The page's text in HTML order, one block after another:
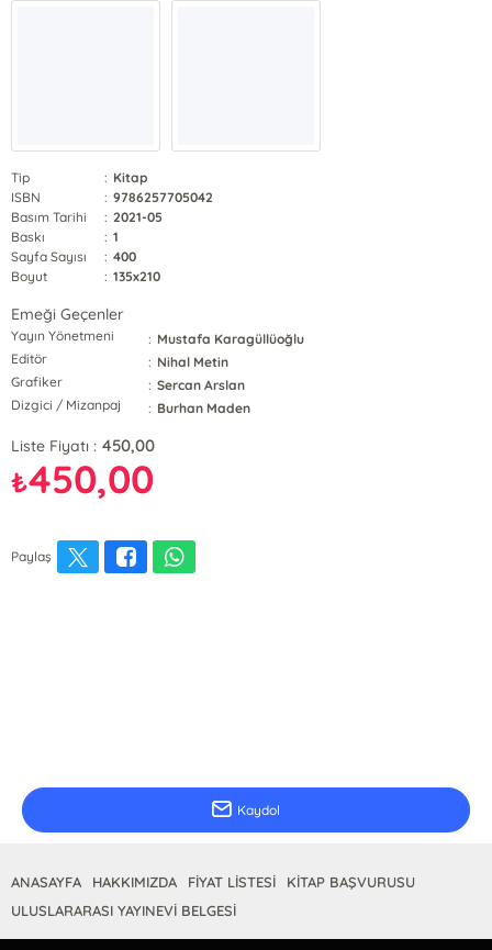
Tip : Kitap
ISBN
: 9786257705042
Basım Tarihi
: 2021-05
Baskı
: 1
Sayfa Sayısı
: 400
Boyut
: 135x210
Emeği Geçenler
Yayın Yönetmeni : Mustafa Karagüllüoğlu
Editör
: Nihal Metin
Grafiker
: Sercan Arslan
Dizgici / Mizanpaj
: Burhan Maden
Liste Fiyatı : 450,00
₺450,00
Paylaş
Kaydol
ANASAYFA HAKKIMIZDA FİYAT LİSTESİ
KİTAP BAŞVURUSU
ULUSLARARASI YAYINEVİ BELGESİ